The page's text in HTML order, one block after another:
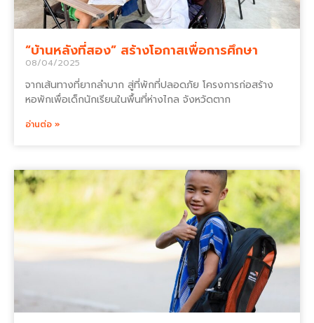
“บ้านหลังที่สอง” สร้างโอกาสเพื่อการศึกษา
08/04/2025
จากเส้นทางที่ยากลำบาก สู่ที่พักที่ปลอดภัย โครงการก่อสร้าง
หอพักเพื่อเด็กนักเรียนในพื้นที่ห่างไกล จังหวัดตาก
อ่านต่อ »